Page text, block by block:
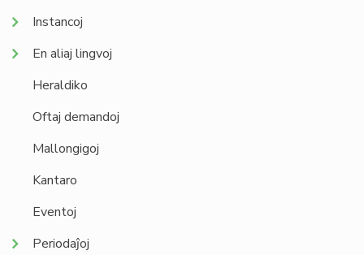
Instancoj
En aliaj lingvoj
Heraldiko
Oftaj demandoj
Mallongigoj
Kantaro
Eventoj
Periodaĵoj